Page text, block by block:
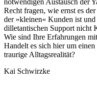
Recht fragen, wie ernst es
der »kleinen« Kunden ist
dilletantischen Support nicht
Wie sind Ihre Erfahrungen
Handelt es sich hier um
traurige Alltagsrealität?
Kai Schwirzke